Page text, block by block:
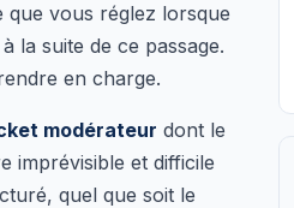
que vous réglez lorsque
à la suite de ce passage.
en charge.
modérateur dont le
imprévisible et difficile
quel que soit le